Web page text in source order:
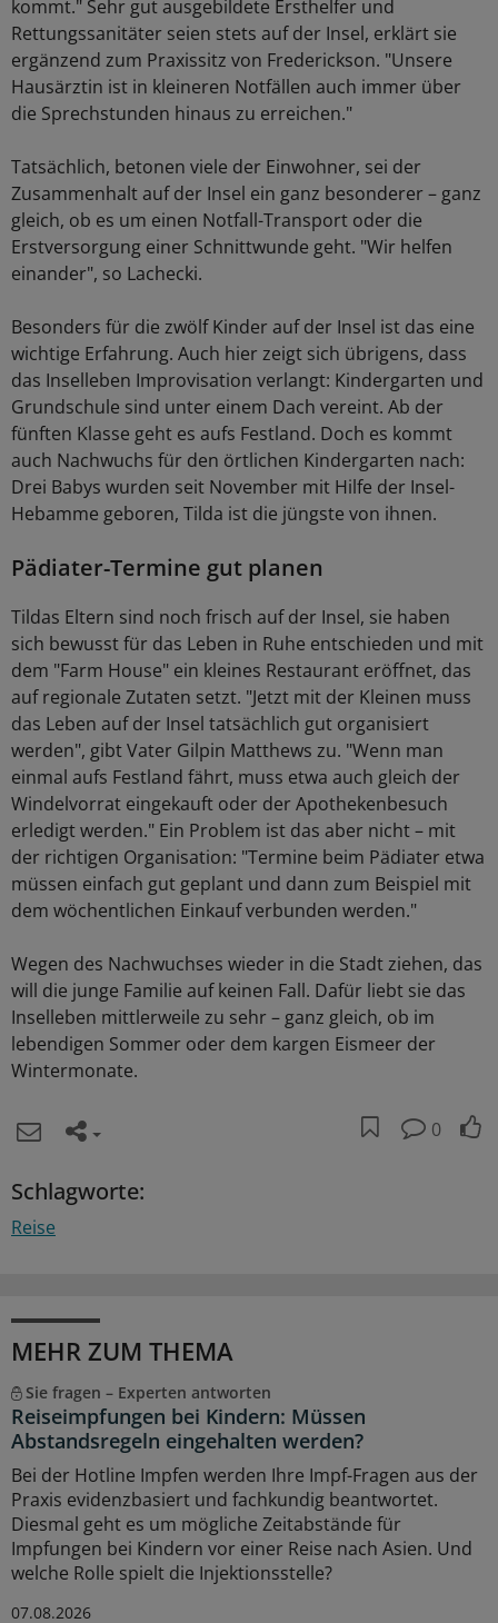
kommt." Sehr gut ausgebildete Ersthelfer und
Rettungssanitäter seien stets auf der Insel, erklärt sie
ergänzend zum Praxissitz von Frederickson. "Unsere
Hausärztin ist in kleineren Notfällen auch immer über
die Sprechstunden hinaus zu erreichen."
Tatsächlich, betonen viele der Einwohner, sei der
Zusammenhalt auf der Insel ein ganz besonderer – ganz
gleich, ob es um einen Notfall-Transport oder die
Erstversorgung einer Schnittwunde geht. "Wir helfen
einander", so Lachecki.
Besonders für die zwölf Kinder auf der Insel ist das eine
wichtige Erfahrung. Auch hier zeigt sich übrigens, dass
das Inselleben Improvisation verlangt: Kindergarten und
Grundschule sind unter einem Dach vereint. Ab der
fünften Klasse geht es aufs Festland. Doch es kommt
auch Nachwuchs für den örtlichen Kindergarten nach:
Drei Babys wurden seit November mit Hilfe der Insel-
Hebamme geboren, Tilda ist die jüngste von ihnen.
Pädiater-Termine gut planen
Tildas Eltern sind noch frisch auf der Insel, sie haben
sich bewusst für das Leben in Ruhe entschieden und mit
dem "Farm House" ein kleines Restaurant eröffnet, das
auf regionale Zutaten setzt. "Jetzt mit der Kleinen muss
das Leben auf der Insel tatsächlich gut organisiert
werden", gibt Vater Gilpin Matthews zu. "Wenn man
einmal aufs Festland fährt, muss etwa auch gleich der
Windelvorrat eingekauft oder der Apothekenbesuch
erledigt werden." Ein Problem ist das aber nicht – mit
der richtigen Organisation: "Termine beim Pädiater etwa
müssen einfach gut geplant und dann zum Beispiel mit
dem wöchentlichen Einkauf verbunden werden."
Wegen des Nachwuchses wieder in die Stadt ziehen, das
will die junge Familie auf keinen Fall. Dafür liebt sie das
Inselleben mittlerweile zu sehr – ganz gleich, ob im
lebendigen Sommer oder dem kargen Eismeer der
Wintermonate.
0
Schlagworte:
Reise
MEHR ZUM THEMA
Sie fragen – Experten antworten
Reiseimpfungen bei Kindern: Müssen
Abstandsregeln eingehalten werden?
Bei der Hotline Impfen werden Ihre Impf-Fragen aus der
Praxis evidenzbasiert und fachkundig beantwortet.
Diesmal geht es um mögliche Zeitabstände für
Impfungen bei Kindern vor einer Reise nach Asien. Und
welche Rolle spielt die Injektionsstelle?
07.08.2026